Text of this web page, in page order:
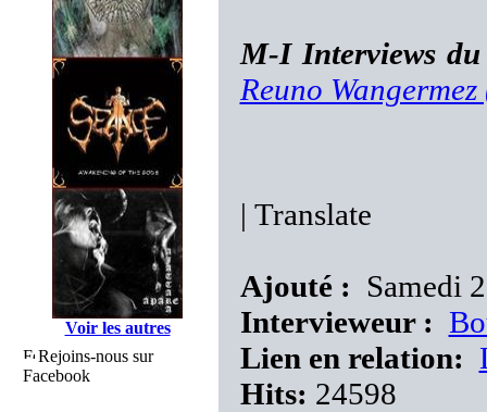
Voir les autres
Rejoins-nous sur
Facebook
M-I Interviews du
Reuno
| Translate
Ajouté : Samedi
Intervieweur :
Lien en relation:
Hits: 24598